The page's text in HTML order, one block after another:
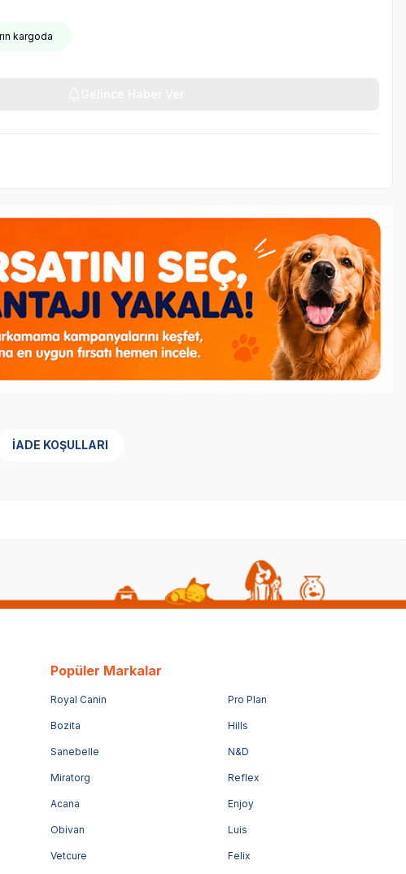
kargoda
İADE KOŞULLARI
Popüler Markalar
Royal Canin Pro Plan
Bozita Hills
Sanebelle N&D
Miratorg Reflex
Acana Enjoy
Obivan Luis
Vetcure Felix